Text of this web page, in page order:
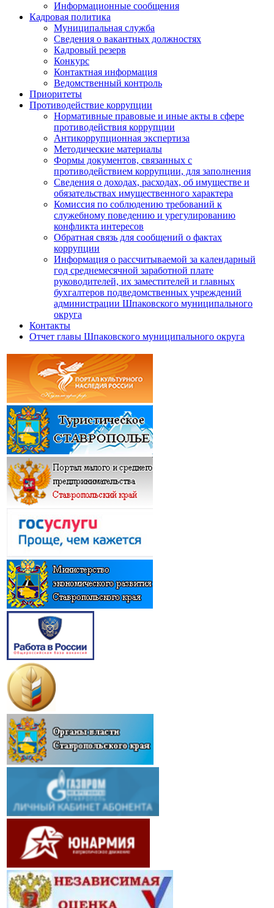
Информационные сообщения
Кадровая политика
Муниципальная служба
Сведения о вакантных должностях
Кадровый резерв
Конкурс
Контактная информация
Ведомственный контроль
Приоритеты
Противодействие коррупции
Нормативные правовые и иные акты в сфере
противодействия коррупции
Антикоррупционная экспертиза
Методические материалы
Формы документов, связанных с
противодействием коррупции, для заполнения
Сведения о доходах, расходах, об имуществе и
обязательствах имущественного характера
Комиссия по соблюдению требований к
служебному поведению и урегулированию
конфликта интересов
Обратная связь для сообщений о фактах
коррупции
Информация о рассчитываемой за календарный
год среднемесячной заработной плате
руководителей, их заместителей и главных
бухгалтеров подведомственных учреждений
администрации Шпаковского муниципального
округа
Контакты
Отчет главы Шпаковского муниципального округа